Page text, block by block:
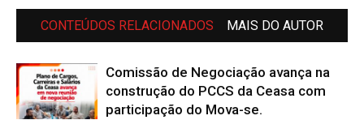
CONTEÚDOS RELACIONADOS MAIS DO AUTOR
Comissão de Negociação avança na
construção do PCCS da Ceasa com
participação do Mova-se.